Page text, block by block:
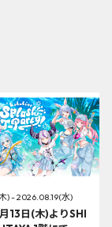
) - 2026.08.19(水)
13日(木)よりSHI